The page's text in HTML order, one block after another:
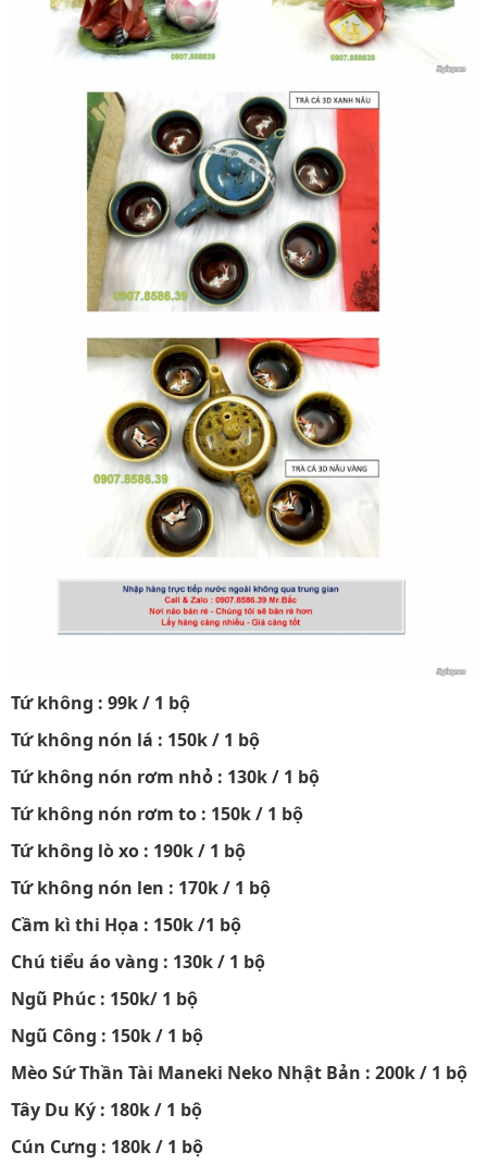
Tứ không : 99k / 1 bộ
Tứ không nón lá : 150k / 1 bộ
Tứ không nón rơm nhỏ : 130k / 1 bộ
Tứ không nón rơm to : 150k / 1 bộ
Tứ không lò xo : 190k / 1 bộ
Tứ không nón len : 170k / 1 bộ
Cầm kì thi Họa : 150k /1 bộ
Chú tiểu áo vàng : 130k / 1 bộ
Ngũ Phúc : 150k/ 1 bộ
Ngũ Công : 150k / 1 bộ
Mèo Sứ Thần Tài Maneki Neko Nhật Bản : 200k / 1 bộ
Tây Du Ký : 180k / 1 bộ
Cún Cưng : 180k / 1 bộ